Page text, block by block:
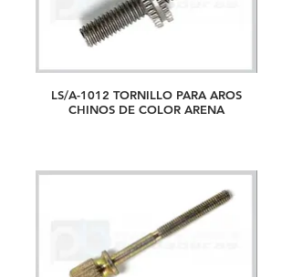
LS/A-1012 TORNILLO PARA AROS
CHINOS DE COLOR ARENA